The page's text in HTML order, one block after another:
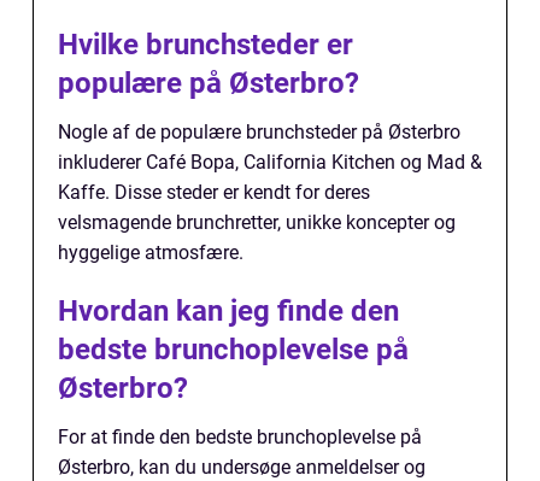
Hvilke brunchsteder er
populære på Østerbro?
Nogle af de populære brunchsteder på Østerbro
inkluderer Café Bopa, California Kitchen og Mad &
Kaffe. Disse steder er kendt for deres
velsmagende brunchretter, unikke koncepter og
hyggelige atmosfære.
Hvordan kan jeg finde den
bedste brunchoplevelse på
Østerbro?
For at finde den bedste brunchoplevelse på
Østerbro, kan du undersøge anmeldelser og